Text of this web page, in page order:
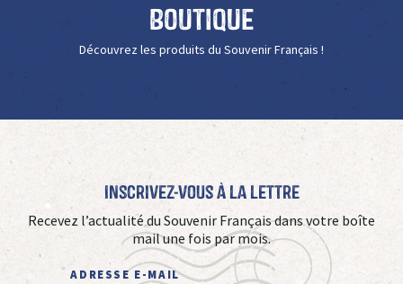
Boutique
Découvrez les produits du Souvenir Français !
Inscrivez-vous à La Lettre
Recevez l’actualité du Souvenir Français dans votre boîte
mail une fois par mois.
ADRESSE E-MAIL